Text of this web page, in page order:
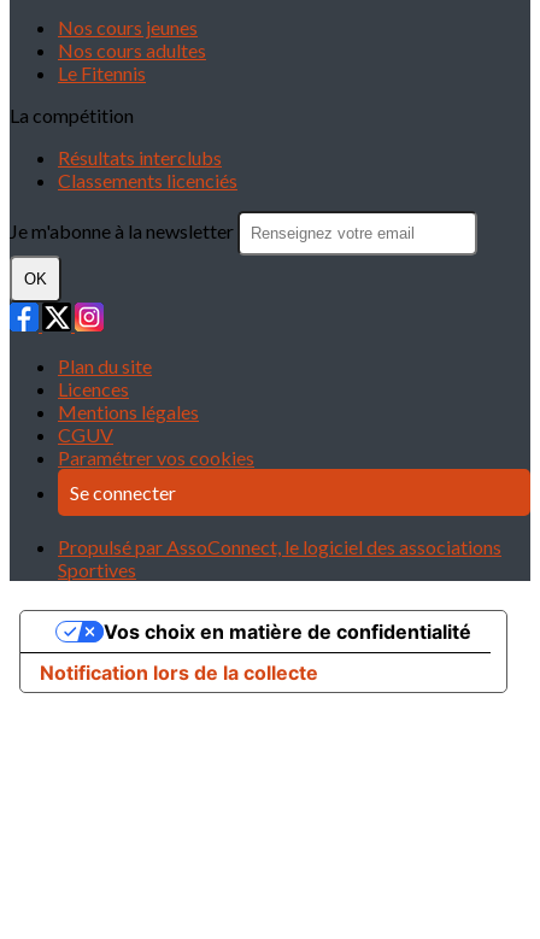
Nos cours jeunes
Nos cours adultes
Le Fitennis
La compétition
Résultats interclubs
Classements licenciés
Je m'abonne à la newsletter
OK
Plan du site
Licences
Mentions légales
CGUV
Paramétrer vos cookies
Se connecter
Propulsé par AssoConnect, le logiciel des associations
Sportives
Notification lors de la collecte
Vos choix en matière de confidentialité